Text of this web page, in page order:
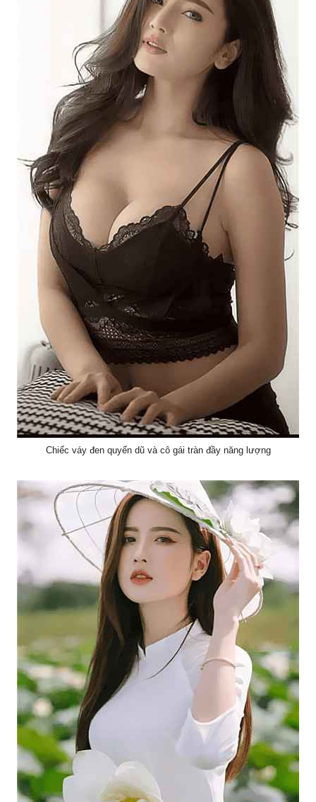
Chiếc váy đen quyến dũ và cô gái tràn đầy năng lượng